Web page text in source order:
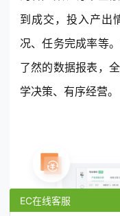
到成交，投入产出
况、任务完成率等
了然的数据报表，
学决策、有序经营。
EC在线客服